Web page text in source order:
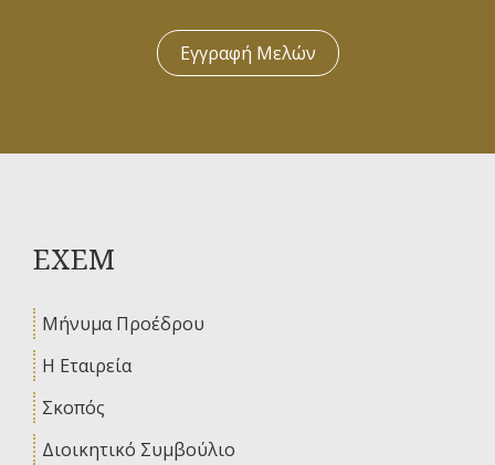
Εγγραφή Μελών
ΕΧΕΜ
Μήνυμα Προέδρου
Η Εταιρεία
Σκοπός
Διοικητικό Συμβούλιο